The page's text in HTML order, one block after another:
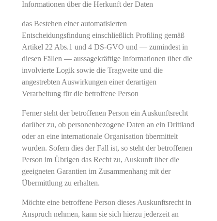
Informationen über die Herkunft der Daten
das Bestehen einer automatisierten
Entscheidungsfindung einschließlich Profiling gemäß
Artikel 22 Abs.1 und 4 DS-GVO und — zumindest in
diesen Fällen — aussagekräftige Informationen über die
involvierte Logik sowie die Tragweite und die
angestrebten Auswirkungen einer derartigen
Verarbeitung für die betroffene Person
Ferner steht der betroffenen Person ein Auskunftsrecht
darüber zu, ob personenbezogene Daten an ein Drittland
oder an eine internationale Organisation übermittelt
wurden. Sofern dies der Fall ist, so steht der betroffenen
Person im Übrigen das Recht zu, Auskunft über die
geeigneten Garantien im Zusammenhang mit der
Übermittlung zu erhalten.
Möchte eine betroffene Person dieses Auskunftsrecht in
Anspruch nehmen, kann sie sich hierzu jederzeit an